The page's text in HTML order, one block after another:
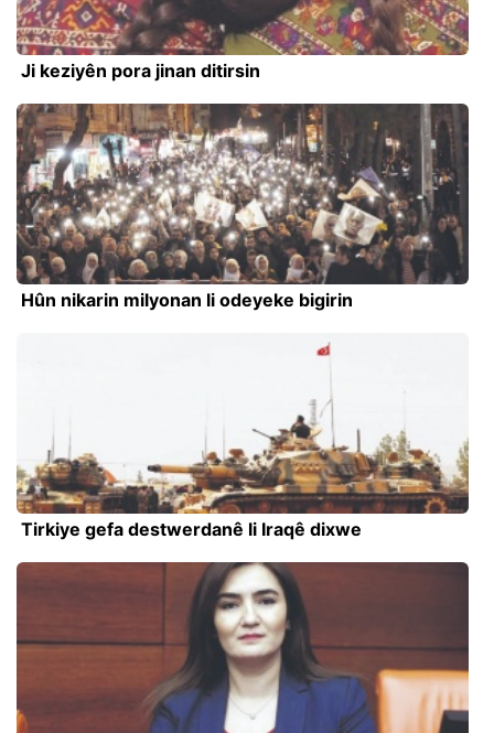
Ji keziyên pora jinan ditirsin
Hûn nikarin milyonan li odeyeke bigirin
Tirkiye gefa destwerdanê li Iraqê dixwe